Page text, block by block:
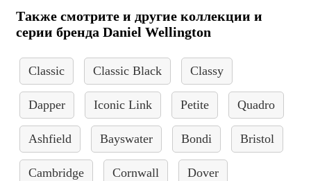
Также смотрите и другие коллекции и
серии бренда Daniel Wellington
Classic Classic Black Classy
Dapper Iconic Link Petite Quadro
Ashfield Bayswater Bondi Bristol
Cambridge Cornwall Dover